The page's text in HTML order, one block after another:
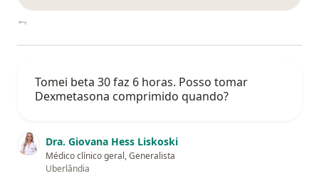
Tomei beta 30 faz 6 horas. Posso tomar
Dexmetasona comprimido quando?
Dra. Giovana Hess Liskoski
Médico clínico geral, Generalista
Uberlândia